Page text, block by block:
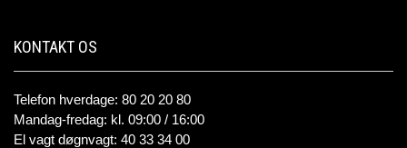
KONTAKT OS
Telefon hverdage: 80 20 20 80
Mandag-fredag: kl. 09:00 / 16:00
El vagt døgnvagt: 40 33 34 00